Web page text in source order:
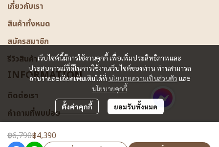
฿6,790฿4,390
เว็บไซต์นี้มีการใช้งานคุกกี้ เพื่อเพิ่มประสิทธิภาพและ
ประสบการณ์ที่ดีในการใช้งานเว็บไซต์ของท่าน ท่านสามารถ
อ่านรายละเอียดเพิ่มเติมได้ที่ นโยบายความเป็นส่วนตัว และ
นโยบายคุกกี้
ตั้งค่าคุกกี้ ยอมรับทั้งหมด
เกี่ยวกับเรา
สินค้าทั้งหมด
สมัครสมาชิก
รีวิวสินค้า
INFORMATION
ติดต่อเรา
คำถามที่พบบ่อย